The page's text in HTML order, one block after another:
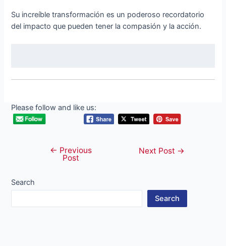
Su increíble transformación es un poderoso recordatorio
del impacto que pueden tener la compasión y la acción.
Please follow and like us:
navigation
← Previous
Post
Next Post →
Search
Search